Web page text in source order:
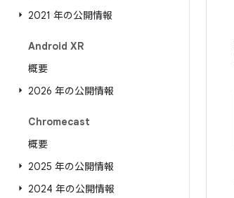
2021 年の公開情報
Android XR
概要
2026 年の公開情報
Chromecast
概要
2025 年の公開情報
2024 年の公開情報